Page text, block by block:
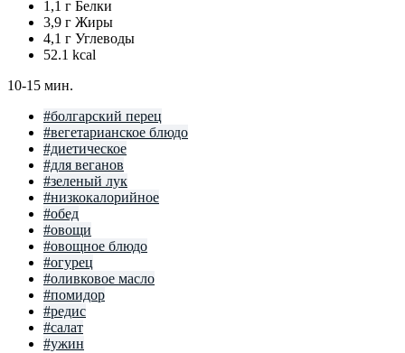
1,1 г Белки
3,9 г Жиры
4,1 г Углеводы
52.1 kcal
10-15 мин.
#болгарский перец
#вегетарианское блюдо
#диетическое
#для веганов
#зеленый лук
#низкокалорийное
#обед
#овощи
#овощное блюдо
#огурец
#оливковое масло
#помидор
#редис
#салат
#ужин